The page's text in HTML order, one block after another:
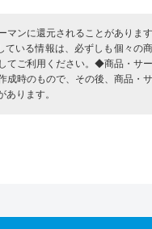
マンに還元されることがありま
いる情報は、必ずしも個々の
てご利用ください。◆商品・サ
時のもので、その後、商品・
ります。